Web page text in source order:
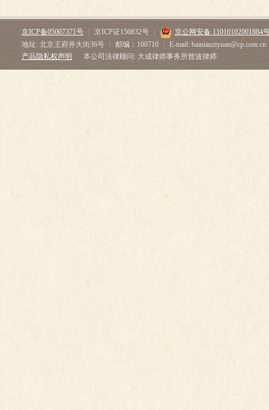
京ICP备05007371号 京ICP证150832号
京公网安备 11010102001884
地址: 北京王府井大街36号
邮编：100710
E-mail: bainianziyuan@cp.com.cn
产品隐私权声明
本公司法律顾问: 大成律师事务所曾波律师